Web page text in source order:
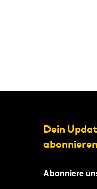
Dein
abonnieren
Abonniere